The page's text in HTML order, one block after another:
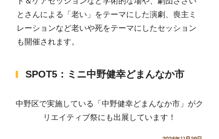
とさんによる「老い」をテーマにした演劇、喪主ミ
レーションなど老いや死をテーマにしたセッション
も開催されます。
SPOT5：ミニ中野健幸どまんなか市
中野区で実施している「中野健幸どまんなか市」がク
リエイティブ祭にも出展しています！